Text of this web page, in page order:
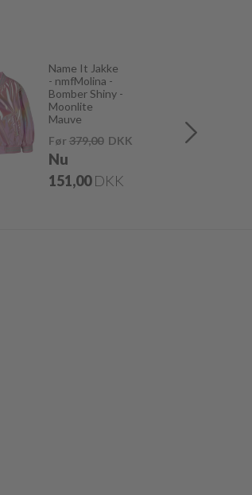
Name It Jakke
- nmfMolina -
Bomber Shiny -
Moonlite
Mauve
Før 379,00DKK
Nu
151,00 DKK